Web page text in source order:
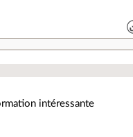
intéressante